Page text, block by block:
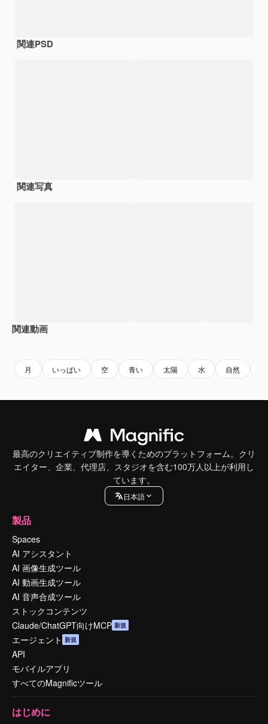
関連PSD
関連写真
関連動画
月 いっぱい 空 青い 太陽 水 自然
最高のクリエイティブ制作を導くためのプラットフォーム。クリ
エイター、企業、代理店、スタジオを含む100万人以上が利用し
ています。
日本語
製品
Spaces
AI アシスタント
AI 画像生成ツール
AI 動画生成ツール
AI 音声合成ツール
ストックコンテンツ
Claude/ChatGPT向けMCP 新規
エージェント 新規
API
モバイルアプリ
すべてのMagnificツール
はじめに